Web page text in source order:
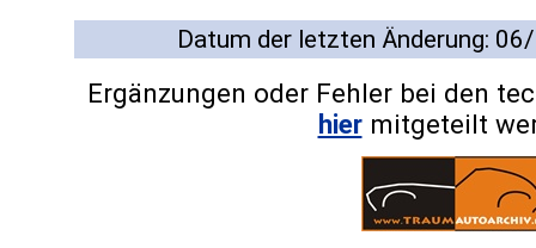
Datum der letzten Änderung:
Ergänzungen oder Fehler bei den
hiermitgeteilt